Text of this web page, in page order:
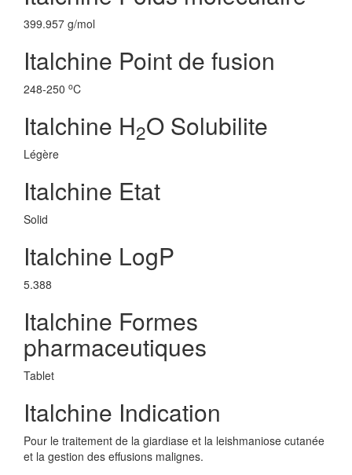
399.957 g/mol
Italchine Point de fusion
248-250 oC
Italchine H2O Solubilite
Légère
Italchine Etat
Solid
Italchine LogP
5.388
Italchine Formes
pharmaceutiques
Tablet
Italchine Indication
Pour le traitement de la giardiase et la leishmaniose cutanée
et la gestion des effusions malignes.